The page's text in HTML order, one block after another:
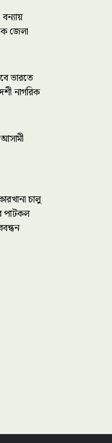
জেলা
ভারতে
নাগরিক
চালু
পাটকল